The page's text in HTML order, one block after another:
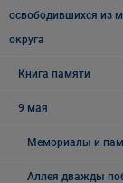
освободившихся из
округа
Книга памяти
9 мая
Мемориалы и
Аллея дважды